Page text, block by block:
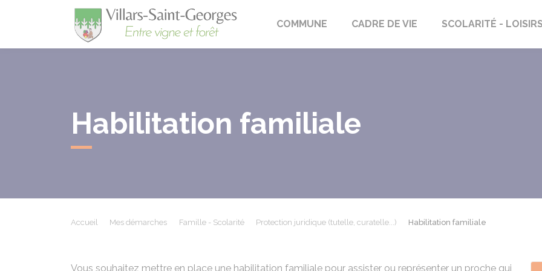
Villars-Saint-Georges
COMMUNE CADRE DE VIE SCOLARITÉ -
Habilitation familiale
Accueil Mes démarches Famille - Scolarité Protection juridique (tutelle, curatelle...) Habilitation familiale
Vous souhaitez mettre en place une habilitation familiale pour assister ou représenter un proche qui